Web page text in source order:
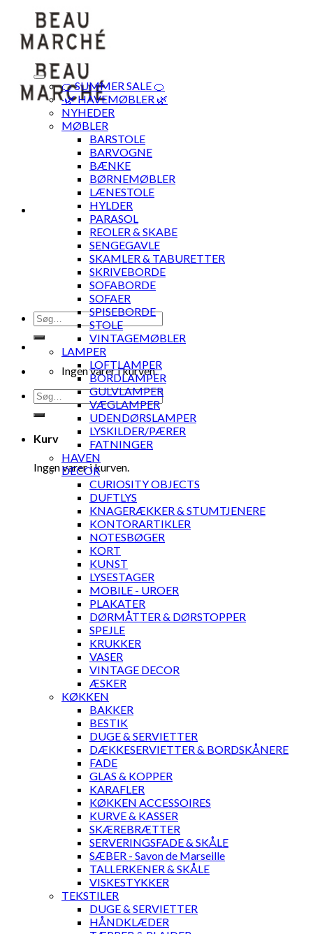
content
Søg
efter:
Ingen varer i kurven.
Søg
efter:
Kurv
Ingen varer i kurven.
🍊 SUMMER SALE 🍊
·🌿 HAVEMØBLER 🌿
NYHEDER
MØBLER
BARSTOLE
BARVOGNE
BÆNKE
BØRNEMØBLER
LÆNESTOLE
HYLDER
PARASOL
REOLER & SKABE
SENGEGAVLE
SKAMLER & TABURETTER
SKRIVEBORDE
SOFABORDE
SOFAER
SPISEBORDE
STOLE
VINTAGEMØBLER
LAMPER
LOFTLAMPER
BORDLAMPER
GULVLAMPER
VÆGLAMPER
UDENDØRSLAMPER
LYSKILDER/PÆRER
FATNINGER
HAVEN
DECOR
CURIOSITY OBJECTS
DUFTLYS
KNAGERÆKKER & STUMTJENERE
KONTORARTIKLER
NOTESBØGER
KORT
KUNST
LYSESTAGER
MOBILE - UROER
PLAKATER
DØRMÅTTER & DØRSTOPPER
SPEJLE
KRUKKER
VASER
VINTAGE DECOR
ÆSKER
KØKKEN
BAKKER
BESTIK
DUGE & SERVIETTER
DÆKKESERVIETTER & BORDSKÅNERE
FADE
GLAS & KOPPER
KARAFLER
KØKKEN ACCESSOIRES
KURVE & KASSER
SKÆREBRÆTTER
SERVERINGSFADE & SKÅLE
SÆBER - Savon de Marseille
TALLERKENER & SKÅLE
VISKESTYKKER
TEKSTILER
DUGE & SERVIETTER
HÅNDKLÆDER